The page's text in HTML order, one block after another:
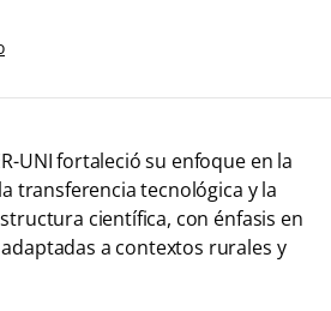
UNI fortaleció su enfoque en la
transferencia tecnológica y la
científica, con énfasis en
a contextos rurales y